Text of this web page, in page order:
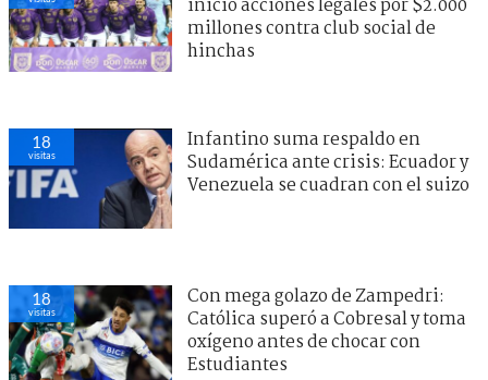
inició acciones legales por $2.000
millones contra club social de
hinchas
18
visitas
Infantino suma respaldo en
Sudamérica ante crisis: Ecuador y
Venezuela se cuadran con el suizo
18
visitas
Con mega golazo de Zampedri:
Católica superó a Cobresal y toma
oxígeno antes de chocar con
Estudiantes